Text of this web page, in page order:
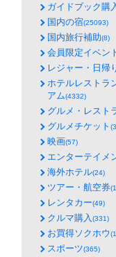
ガイドブック購
国内の宿(25093)
国内旅行補助(8)
会員限定イベン
レジャー・日帰
ホテルレストラ
アム(4332)
グルメ・レスト
グルメチケット
映画(57)
エンターテイメ
海外ホテル(24)
ツアー・航空券
レンタカー(49)
クルマ購入 (331)
お買得ソクホウ
スポーツ(365)